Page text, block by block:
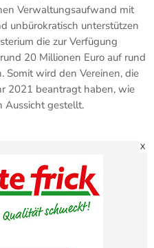
Verwaltungsaufwand mit
unbürokratisch unterstützen
die zur Verfügung
20 Millionen Euro auf rund
Somit wird den Vereinen, die
2021 beantragt haben, wie
Aussicht gestellt.
X